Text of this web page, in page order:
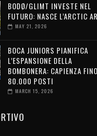
BODØ/GLIMT INVESTE NEL
FUTURO: NASCE L’ARCTIC
MAY 21, 2026
BOCA JUNIORS PIANIFICA
L’ESPANSIONE DELLA
BOMBONERA: CAPIENZA
80.000 POSTI
MARCH 15, 2026